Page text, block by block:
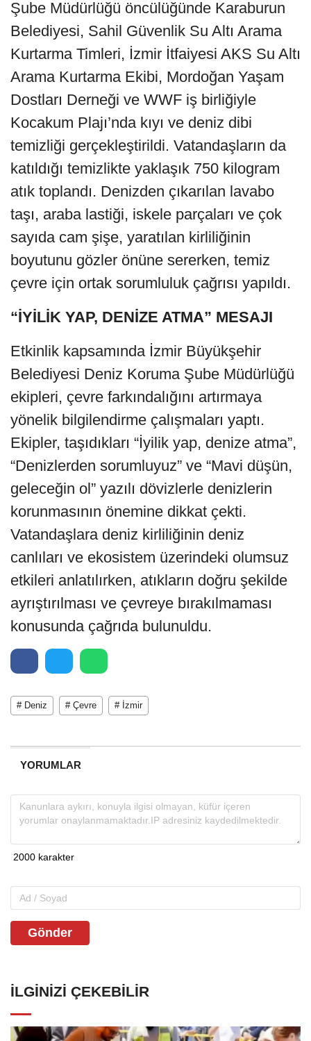
Şube Müdürlüğü öncülüğünde Karaburun
Belediyesi, Sahil Güvenlik Su Altı Arama
Kurtarma Timleri, İzmir İtfaiyesi AKS Su Altı
Arama Kurtarma Ekibi, Mordoğan Yaşam
Dostları Derneği ve WWF iş birliğiyle
Kocakum Plajı’nda kıyı ve deniz dibi
temizliği gerçekleştirildi. Vatandaşların da
katıldığı temizlikte yaklaşık 750 kilogram
atık toplandı. Denizden çıkarılan lavabo
taşı, araba lastiği, iskele parçaları ve çok
sayıda cam şişe, yaratılan kirliliğinin
boyutunu gözler önüne sererken, temiz
çevre için ortak sorumluluk çağrısı yapıldı.
“İYİLİK YAP, DENİZE ATMA” MESAJI
Etkinlik kapsamında İzmir Büyükşehir
Belediyesi Deniz Koruma Şube Müdürlüğü
ekipleri, çevre farkındalığını artırmaya
yönelik bilgilendirme çalışmaları yaptı.
Ekipler, taşıdıkları “İyilik yap, denize atma”,
“Denizlerden sorumluyuz” ve “Mavi düşün,
geleceğin ol” yazılı dövizlerle denizlerin
korunmasının önemine dikkat çekti.
Vatandaşlara deniz kirliliğinin deniz
canlıları ve ekosistem üzerindeki olumsuz
etkileri anlatılırken, atıkların doğru şekilde
ayrıştırılması ve çevreye bırakılmaması
konusunda çağrıda bulunuldu.
# Deniz # Çevre # İzmir
YORUMLAR
Gönder
İLGINIZI ÇEKEBILIR